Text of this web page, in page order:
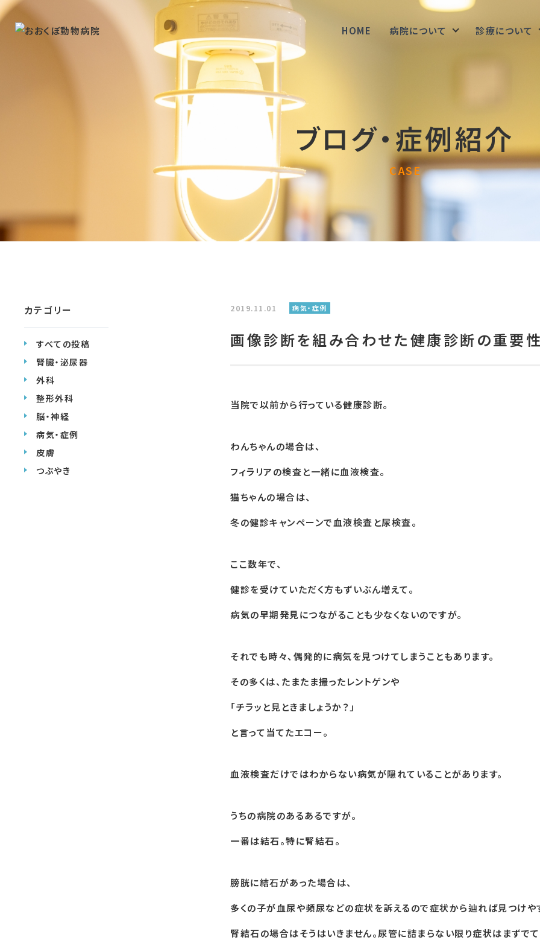
HOME 病院について 診療について
ブログ・症例紹介
CASE
カテゴリー
すべての投稿
腎臓・泌尿器
外科
整形外科
脳・神経
病気・症例
皮膚
つぶやき
2019.11.01 病気・症例
画像診断を組み合わせた健康診断の重要性
当院で以前から行っている健康診断。
わんちゃんの場合は、
フィラリアの検査と一緒に血液検査。
猫ちゃんの場合は、
冬の健診キャンペーンで血液検査と尿検査。
ここ数年で、
健診を受けていただく方もずいぶん増えて。
病気の早期発見につながることも少なくないのですが。
それでも時々、偶発的に病気を見つけてしまうこともあります。
その多くは、たまたま撮ったレントゲンや
「チラッと見ときましょうか？」
と言って当てたエコー。
血液検査だけではわからない病気が隠れていることがあります。
うちの病院のあるあるですが。
一番は結石。特に腎結石。
膀胱に結石があった場合は、
多くの子が血尿や頻尿などの症状を訴えるので症状から辿れば見つけや
腎結石の場合はそうはいきません。尿管に詰まらない限り症状はまずでて